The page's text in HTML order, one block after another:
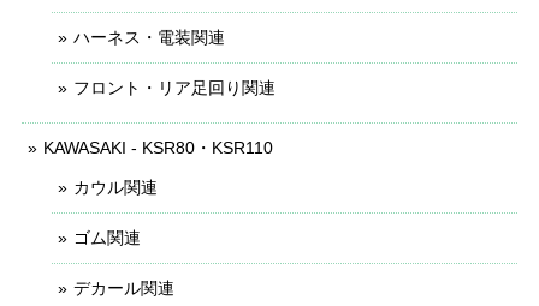
ハーネス・電装関連
フロント・リア足回り関連
KAWASAKI - KSR80・KSR110
カウル関連
ゴム関連
デカール関連